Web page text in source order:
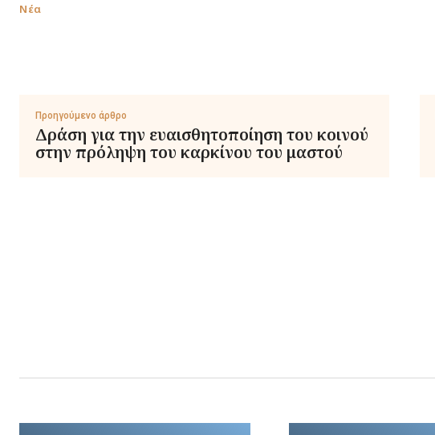
Νέα
Προηγούμενο άρθρο
Δράση για την ευαισθητοποίηση του κοινού
στην πρόληψη του καρκίνου του μαστού